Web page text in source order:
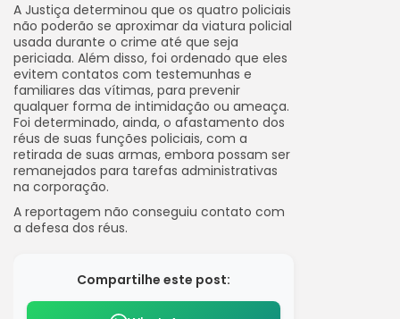
A Justiça determinou que os quatro policiais
não poderão se aproximar da viatura policial
usada durante o crime até que seja
periciada. Além disso, foi ordenado que eles
evitem contatos com testemunhas e
familiares das vítimas, para prevenir
qualquer forma de intimidação ou ameaça.
Foi determinado, ainda, o afastamento dos
réus de suas funções policiais, com a
retirada de suas armas, embora possam ser
remanejados para tarefas administrativas
na corporação.
A reportagem não conseguiu contato com
a defesa dos réus.
Compartilhe este post: